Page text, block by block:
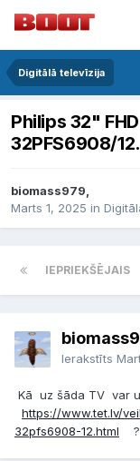
Digitālā televīzija
Philips 32"
32PFS6908/
biomass979,
Marts 1, 2025 in
IEPRIEKŠĒJAIS
Ierakstīts
Kā uz šāda TV var
https://www.tet.lv/
32pfs6908-12.html